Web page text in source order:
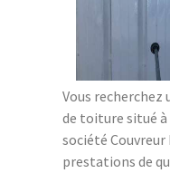
Vous
de toiture situé à
société Couvreur
prestations de